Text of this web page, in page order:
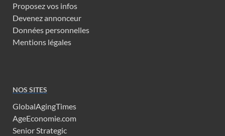
Proposez vos infos
Devenez annonceur
Données personnelles
Mentions légales
NOS SITES
GlobalAgingTimes
AgeEconomie.com
Senior Strategic